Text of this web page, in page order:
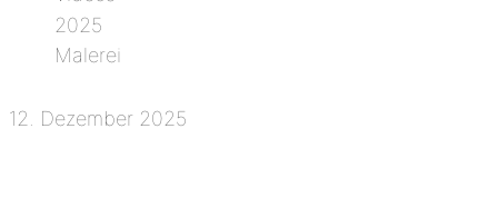
2025
Malerei
12. Dezember 2025